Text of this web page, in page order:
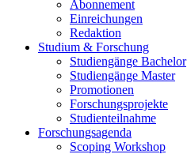
Abonnement
Einreichungen
Redaktion
Studium & Forschung
Studiengänge Bachelor
Studiengänge Master
Promotionen
Forschungsprojekte
Studienteilnahme
Forschungsagenda
Scoping Workshop